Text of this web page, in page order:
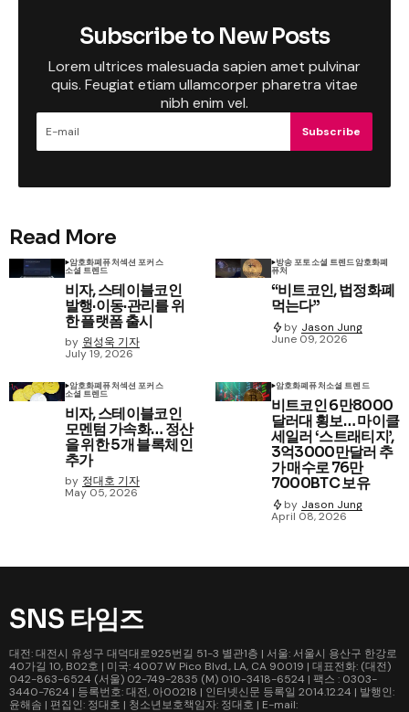
Subscribe to New Posts
Lorem ultrices malesuada sapien amet pulvinar
quis. Feugiat etiam ullamcorper pharetra vitae
nibh enim vel.
Subscribe
Read More
암호화폐퓨처섹션 포커스
소셜 트렌드
비자, 스테이블코인
발행·이동·관리를 위
한 플랫폼 출시
by 원성욱 기자
July 19, 2026
방송 포토소셜 트렌드암호화폐
퓨처
“비트코인, 법정화폐
먹는다”
by Jason Jung
June 09, 2026
암호화폐퓨처섹션 포커스
소셜 트렌드
비자, 스테이블코인
모멘텀 가속화… 정산
을 위한 5개 블록체인
추가
by 정대호 기자
May 05, 2026
암호화폐퓨처소셜 트렌드
비트코인 6만8000
달러대 횡보… 마이클
세일러 ‘스트래티지’,
3억3000만달러 추
가 매수로 76만
7000BTC 보유
by Jason Jung
April 08, 2026
SNS 타임즈
대전: 대전시 유성구 대덕대로925번길 51-3 별관1층 | 서울: 서울시 용산구 한강로
40가길 10, B02호 | 미국: 4007 W Pico Blvd., LA, CA 90019 | 대표전화: (대전)
042-863-6524 (서울) 02-749-2835 (M) 010-3418-6524 | 팩스 : 0303-
3440-7624 | 등록번호: 대전, 아00218 | 인터넷신문 등록일 2014.12.24 | 발행인:
윤해솜 | 편집인: 정대호 | 청소년보호책임자: 정대호 | E-mail: